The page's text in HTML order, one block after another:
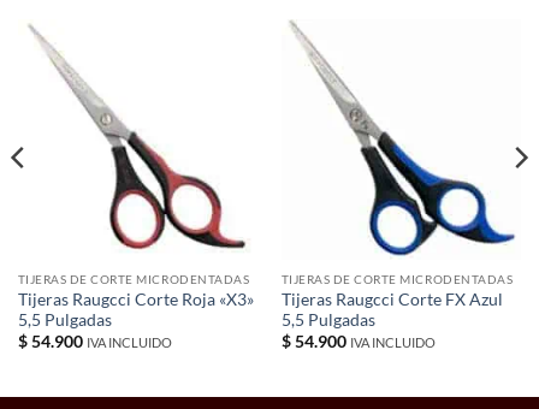
TIJERAS DE CORTE MICRODENTADAS
Tijeras Raugcci Corte Roja «X3»
5,5 Pulgadas
$54.900 IVA INCLUIDO
TIJERAS DE CORTE MICRODENTADAS
Tijeras Raugcci Corte FX Azul
5,5 Pulgadas
$54.900 IVA INCLUIDO